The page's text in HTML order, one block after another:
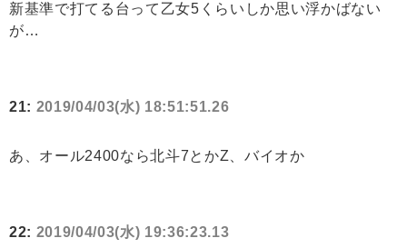
新基準で打てる台って乙女5くらいしか思い浮かばない
が…
21: 2019/04/03(水) 18:51:51.26
あ、オール2400なら北斗7とかZ、バイオか
22: 2019/04/03(水) 19:36:23.13